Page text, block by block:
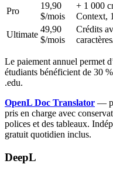
Pro
19,90
$/mois
+ 1 000
Context,
Ultimate
49,90
$/mois
Crédits
Le paiement annuel permet
étudiants bénéficient de 30
.edu.
OpenL Doc Translator —
pris en charge avec
polices et des tableaux.
gratuit quotidien inclus.
DeepL